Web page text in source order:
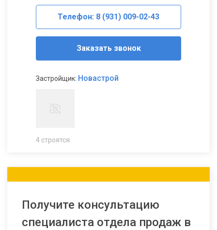
Телефон: 8 (931) 009-02-43
Заказать звонок
Застройщик: Новастрой
4 строятся
Получите консультацию
специалиста отдела продаж в